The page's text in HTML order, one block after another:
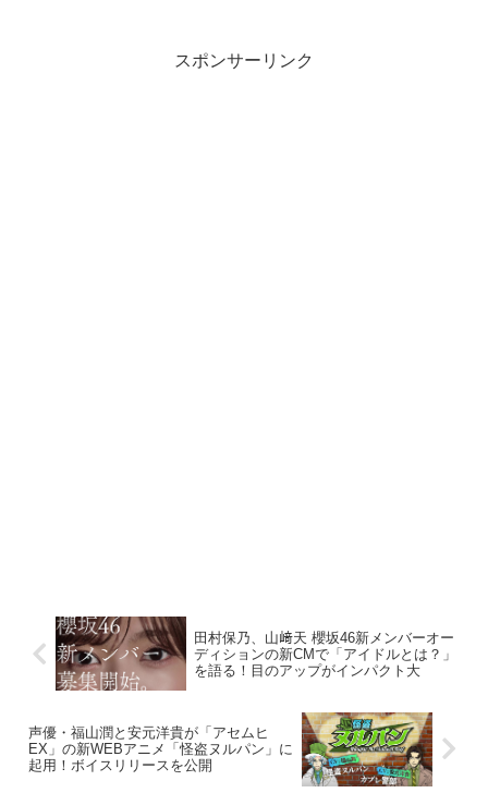
スポンサーリンク
田村保乃、山﨑天 櫻坂46新メンバーオー
ディションの新CMで「アイドルとは？」
を語る！目のアップがインパクト大
声優・福山潤と安元洋貴が「アセムヒ
EX」の新WEBアニメ「怪盗ヌルパン」に
起用！ボイスリリースを公開